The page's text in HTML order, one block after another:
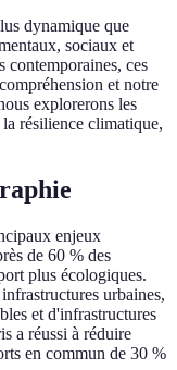
dynamique que
sociaux et
ces
et notre
explorerons les
résilience climatique,
enjeux
de 60 % des
plus écologiques.
urbaines,
et d'infrastructures
a réussi à réduire
en commun de 30 %